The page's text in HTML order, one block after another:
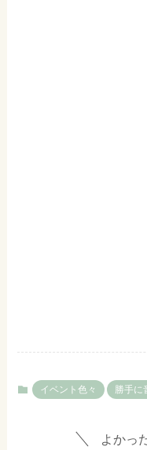
イベント色々 勝手に
よかっ